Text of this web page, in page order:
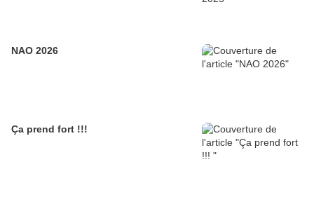
NAO 2026
Ça prend fort !!!